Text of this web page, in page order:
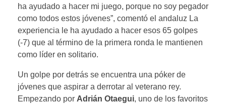
ha ayudado a hacer mi juego, porque no soy pegador
como todos estos jóvenes”, comentó el andaluz La
experiencia le ha ayudado a hacer esos 65 golpes
(-7) que al término de la primera ronda le mantienen
como líder en solitario.
Un golpe por detrás se encuentra una póker de
jóvenes que aspirar a derrotar al veterano rey.
Empezando por Adrián Otaegui, uno de los favoritos